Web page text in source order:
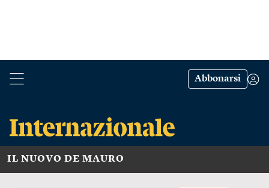
Abbonarsi
IL NUOVO DE MAURO